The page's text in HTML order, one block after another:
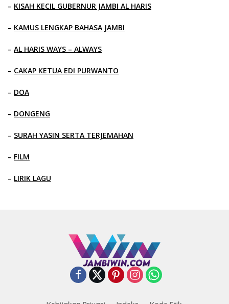
– KISAH KECIL GUBERNUR JAMBI AL HARIS
– KAMUS LENGKAP BAHASA JAMBI
– AL HARIS WAYS – ALWAYS
– CAKAP KETUA EDI PURWANTO
– DOA
– DONGENG
– SURAH YASIN SERTA TERJEMAHAN
– FILM
– LIRIK LAGU